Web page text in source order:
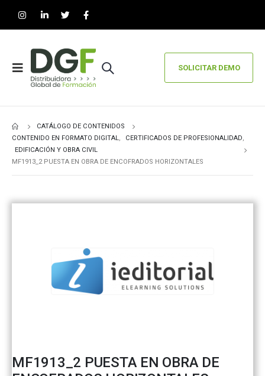
SOLICITAR DEMO
CATÁLOGO DE CONTENIDOS
CONTENIDO EN FORMATO DIGITAL, CERTIFICADOS DE PROFESIONALIDAD,
EDIFICACIÓN Y OBRA CIVIL
MF1913_2 PUESTA EN OBRA DE ENCOFRADOS HORIZONTALES
MF1913_2 PUESTA EN OBRA DE